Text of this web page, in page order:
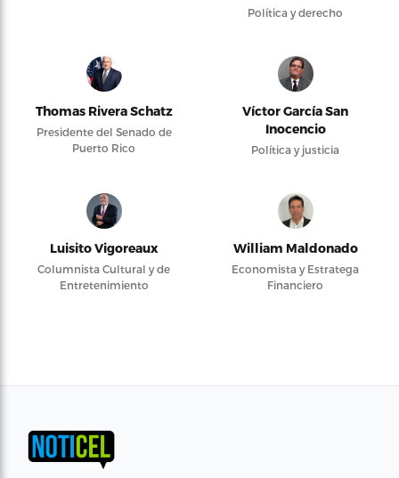
Política y derecho
Thomas Rivera Schatz
Presidente del Senado de
Puerto Rico
Víctor García San
Inocencio
Política y justicia
Luisito Vigoreaux
Columnista Cultural y de
Entretenimiento
William Maldonado
Economista y Estratega
Financiero